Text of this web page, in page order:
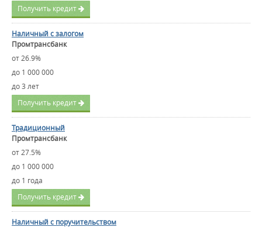
Получить кредит
Наличный с залогом
Промтрансбанк
от 26.9%
до 1 000 000
до 3 лет
Получить кредит
Традиционный
Промтрансбанк
от 27.5%
до 1 000 000
до 1 года
Получить кредит
Наличный с поручительством